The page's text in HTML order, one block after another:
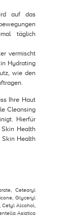
auf das
täglich
vermischt
Hydrating
wie den
Ihre Haut
Cleansing
Hierfür
Health
Skin Health
Cetearyl
Glyceryl
Cetyl Alcohol,
Asiatica